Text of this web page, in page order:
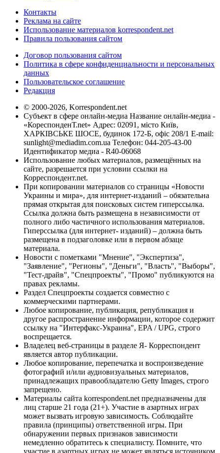
Контакты
Реклама на сайте
Использование материалов korrespondent.net
Правила пользования сайтом
Договор пользования сайтом
Политика в сфере конфиденциальности и персональных
данных
Пользовательское соглашение
Редакция
© 2000-2026, Korrespondent.net
Субъект в сфере онлайн-медиа Название онлайн-медиа -
«КореспонденТ.net» Адрес: 02091, місто Київ,
ХАРКІВСЬКЕ ШОСЕ, будинок 172-Б, офіс 208/1 E-mail:
sunlight@mediadim.com.ua Телефон: 044-205-43-00
Идентификатор медиа - R40-06068
Использование любых материалов, размещённых на
сайте, разрешается при условии ссылки на
Корреспондент.net.
При копировании материалов со страницы «Новости
Украины и мира», для интернет-изданий – обязательна
прямая открытая для поисковых систем гиперссылка.
Ссылка должна быть размещена в независимости от
полного либо частичного использования материалов.
Гиперссылка (для интернет- изданий) – должна быть
размещена в подзаголовке или в первом абзаце
материала.
Новости с пометками "Мнение", "Экспертиза",
"Заявление", "Регионы", "Деньги", "Власть", "Выборы",
"Тест-драйв", "Спецпроекты", "Промо" публикуются на
правах рекламы.
Раздел Спецпроекты создается совместно с
коммерческими партнерами.
Любое копирование, публикация, републикация и
другое распространение информации, которое содержит
ссылку на "Интерфакс-Украина", EPA / UPG, строго
воспрещается.
Владелец веб-страницы в разделе Я- Корреспондент
является автор публикации.
Любое копирование, перепечатка и воспроизведение
фотографий и/или аудиовизуальных материалов,
принадлежащих правообладателю Getty Images, строго
запрещено.
Материалы сайта korrespondent.net предназначены для
лиц старше 21 года (21+). Участие в азартных играх
может вызвать игровую зависимость. Соблюдайте
правила (принципы) ответственной игры. При
обнаружении первых признаков зависимости
немедленно обратитесь к специалисту. Помните, что
участие в азартных играх не может являться источником